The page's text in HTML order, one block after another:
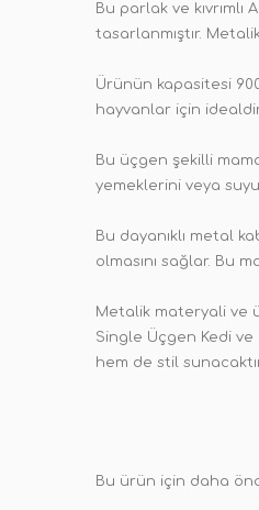
Bu parlak ve
tasarlanmıştır.
Ürünün kapasitesi
hayvanlar için
Bu üçgen şekilli
yemeklerini veya
Bu dayanıklı metal
olmasını sağlar. Bu
Metalik materyali ve
Single Üçgen Kedi
hem de stil
Bu ürün için daha